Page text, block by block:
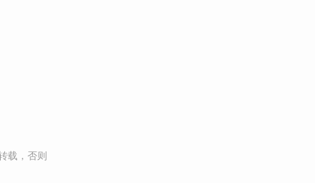
载，否则